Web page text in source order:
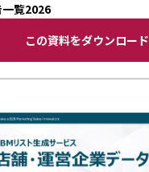
覧2026
この資料をダウンロード